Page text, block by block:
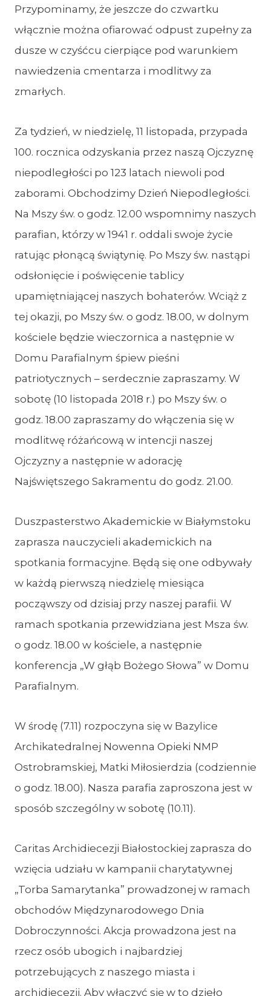
Przypominamy, że jeszcze do czwartku
włącznie można ofiarować odpust zupełny za
dusze w czyśćcu cierpiące pod warunkiem
nawiedzenia cmentarza i modlitwy za
zmarłych.
Za tydzień, w niedzielę, 11 listopada, przypada
100. rocznica odzyskania przez naszą Ojczyznę
niepodległości po 123 latach niewoli pod
zaborami. Obchodzimy Dzień Niepodległości.
Na Mszy św. o godz. 12.00 wspomnimy naszych
parafian, którzy w 1941 r. oddali swoje życie
ratując płonącą świątynię. Po Mszy św. nastąpi
odsłonięcie i poświęcenie tablicy
upamiętniającej naszych bohaterów. Wciąż z
tej okazji, po Mszy św. o godz. 18.00, w dolnym
kościele będzie wieczornica a następnie w
Domu Parafialnym śpiew pieśni
patriotycznych – serdecznie zapraszamy. W
sobotę (10 listopada 2018 r.) po Mszy św. o
godz. 18.00 zapraszamy do włączenia się w
modlitwę różańcową w intencji naszej
Ojczyzny a następnie w adorację
Najświętszego Sakramentu do godz. 21.00.
Duszpasterstwo Akademickie w Białymstoku
zaprasza nauczycieli akademickich na
spotkania formacyjne. Będą się one odbywały
w każdą pierwszą niedzielę miesiąca
począwszy od dzisiaj przy naszej parafii. W
ramach spotkania przewidziana jest Msza św.
o godz. 18.00 w kościele, a następnie
konferencja „W głąb Bożego Słowa” w Domu
Parafialnym.
W środę (7.11) rozpoczyna się w Bazylice
Archikatedralnej Nowenna Opieki NMP
Ostrobramskiej, Matki Miłosierdzia (codziennie
o godz. 18.00). Nasza parafia zaproszona jest w
sposób szczególny w sobotę (10.11).
Caritas Archidiecezji Białostockiej zaprasza do
wzięcia udziału w kampanii charytatywnej
„Torba Samarytanka” prowadzonej w ramach
obchodów Międzynarodowego Dnia
Dobroczynności. Akcja prowadzona jest na
rzecz osób ubogich i najbardziej
potrzebujących z naszego miasta i
archidiecezji. Aby włączyć się w to dzieło